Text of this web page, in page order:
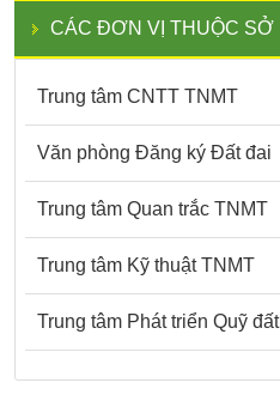
CÁC ĐƠN VỊ THUỘC SỞ
Trung tâm CNTT TNMT
Văn phòng Đăng ký Đất đai
Trung tâm Quan trắc TNMT
Trung tâm Kỹ thuật TNMT
Trung tâm Phát triển Quỹ đất